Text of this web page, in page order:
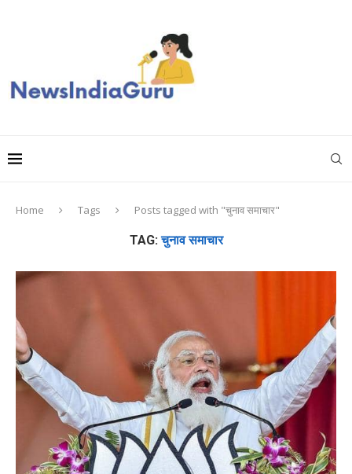
Home Tags Posts tagged with "चुनाव समाचार"
TAG:चुनाव समाचार